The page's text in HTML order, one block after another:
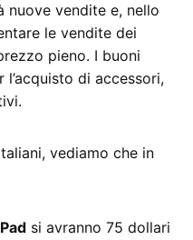
nuove vendite e, nello
le vendite dei
pieno. I buoni
di accessori,
vediamo che in
si avranno 75 dollari